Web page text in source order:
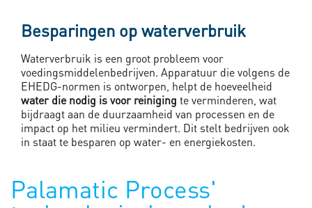
Besparingen op waterverbruik
Waterverbruik is een groot probleem voor
voedingsmiddelenbedrijven. Apparatuur die volgens de
EHEDG-normen is ontworpen, helpt de hoeveelheid
water die nodig is voor reiniging te verminderen, wat
bijdraagt aan de duurzaamheid van processen en de
impact op het milieu vermindert. Dit stelt bedrijven ook
in staat te besparen op water- en energiekosten.
Palamatic Process'